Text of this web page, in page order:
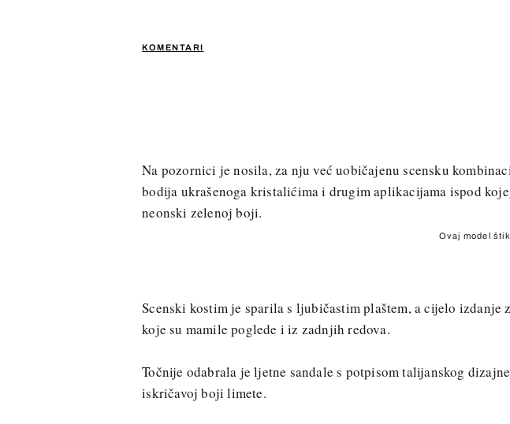
KOMENTARI
Na pozornici je nosila, za nju već uobičajenu scensku
bodija ukrašenoga kristalićima i drugim aplikacijama ispod
neonski zelenoj boji.
Ovaj model
Scenski kostim je sparila s ljubičastim plaštem, a cijelo izdanje
koje su mamile poglede i iz zadnjih redova.
Točnije odabrala je ljetne sandale s potpisom talijanskog
iskričavoj boji limete.